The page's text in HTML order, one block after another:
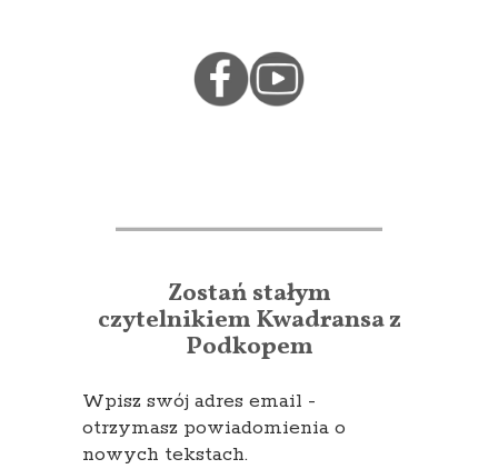
Zostań stałym
czytelnikiem Kwadransa z
Podkopem
Wpisz swój adres email -
otrzymasz powiadomienia o
nowych tekstach.